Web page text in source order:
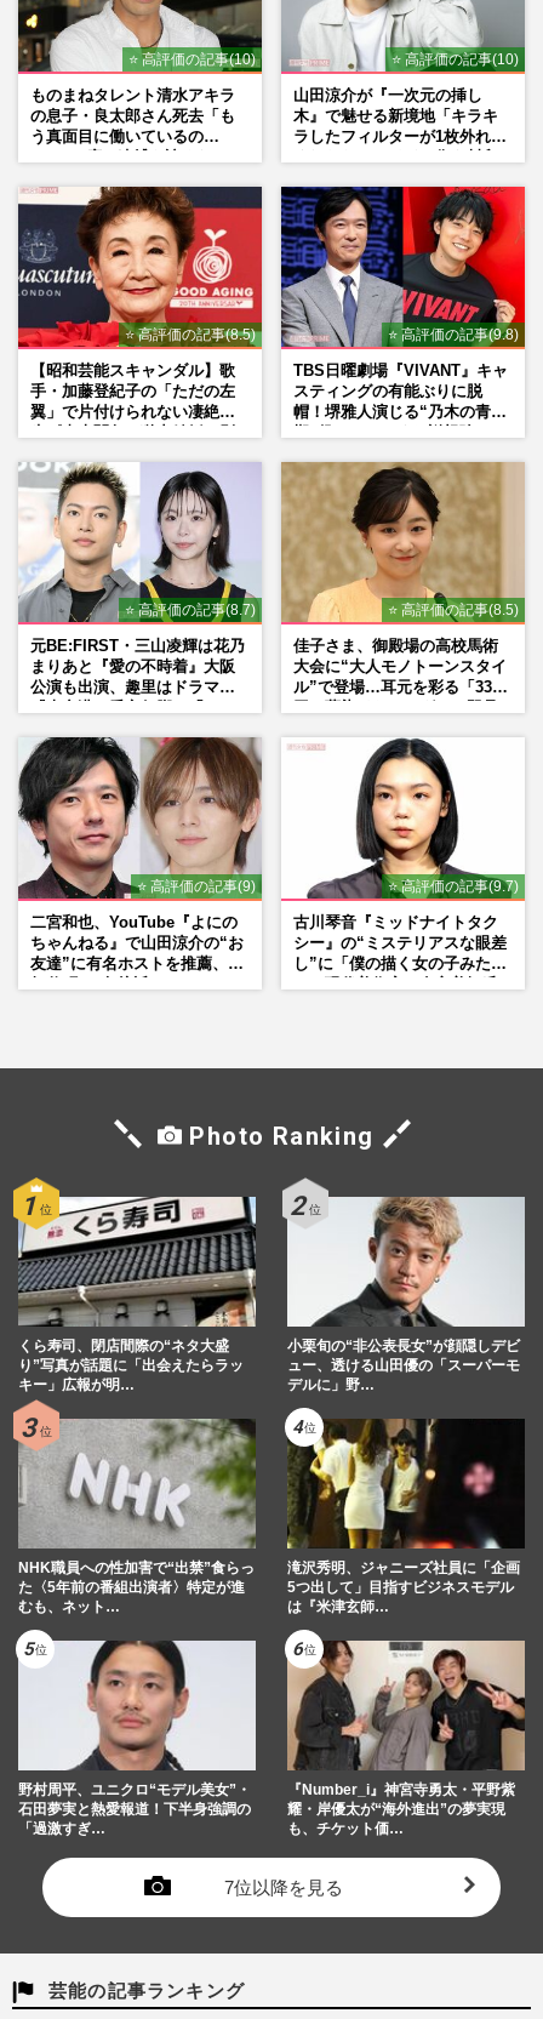
⭐ 高評価の記事(10)
ものまねタレント清水アキラ
の息子・良太郎さん死去「も
う真面目に働いているの
⭐ 高評価の記事(10)
山田涼介が『一次元の挿し
木』で魅せる新境地「キラキ
ラしたフィルターが1枚外れて
⭐ 高評価の記事(8.5)
【昭和芸能スキャンダル】歌
手・加藤登紀子の「ただの左
翼」で片付けられない凄絶半
⭐ 高評価の記事(9.8)
TBS日曜劇場『VIVANT』キャ
スティングの有能ぶりに脱
帽！堺雅人演じる“乃木の青年
マン長男・櫻井海音だった
⭐ 高評価の記事(8.7)
元BE:FIRST・三山凌輝は花乃
まりあと『愛の不時着』大阪
公演も出演、趣里はドラマ
⭐ 高評価の記事(8.5)
佳子さま、御殿場の高校馬術
大会に“大人モノトーンスタイ
ル”で登場…耳元を彩る「3300
⭐ 高評価の記事(9)
二宮和也、YouTube『よにの
ちゃんねる』で山田涼介の“お
友達”に有名ホストを推薦、歌
⭐ 高評価の記事(9.7)
古川琴音『ミッドナイトタク
シー』の“ミステリアスな眼差
し”に「僕の描く女の子みた
Photo Ranking
くら寿司、閉店間際の“ネタ大盛
り”写真が話題に「出会えたらラッ
キー」広報が明…
小栗旬の“非公表長女”が顔隠しデビ
ュー、透ける山田優の「スーパーモ
デルに」野…
NHK職員への性加害で“出禁”食らっ
た〈5年前の番組出演者〉特定が進
むも、ネット…
滝沢秀明、ジャニーズ社員に「企画
5つ出して」目指すビジネスモデル
は『米津玄師…
野村周平、ユニクロ“モデル美女”・
石田夢実と熱愛報道！下半身強調の
「過激すぎ…
『Number_i』神宮寺勇太・平野紫
耀・岸優太が“海外進出”の夢実現
も、チケット価…
7位以降を見る
芸能の記事ランキング